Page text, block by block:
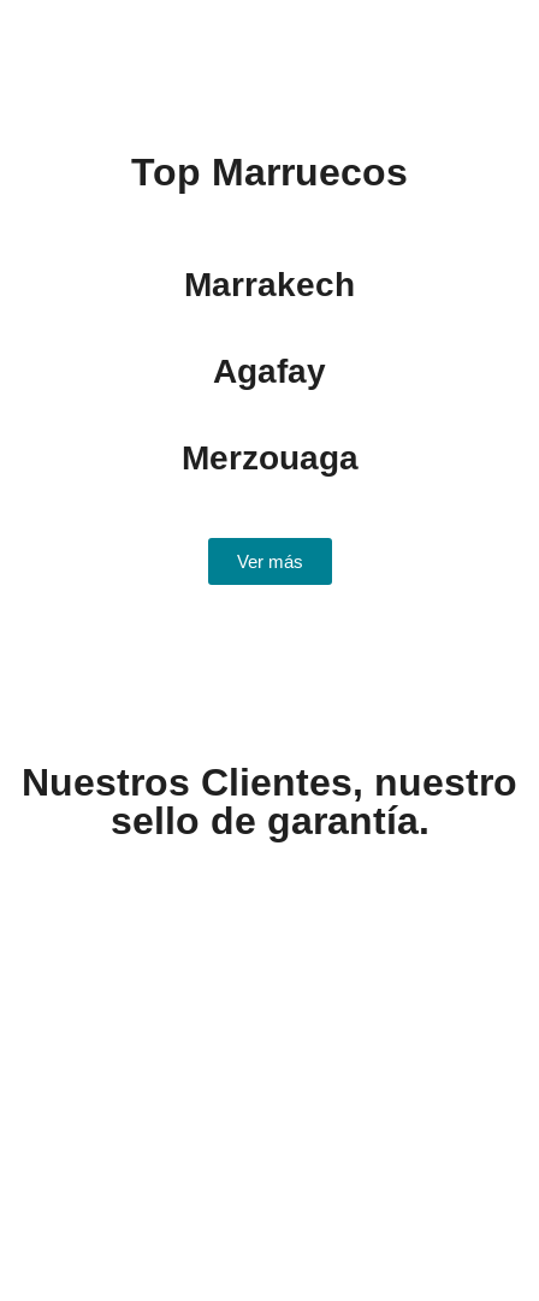
Top Marruecos
Marrakech
Agafay
Merzouaga
Ver más
Nuestros Clientes, nuestro
sello de garantía.